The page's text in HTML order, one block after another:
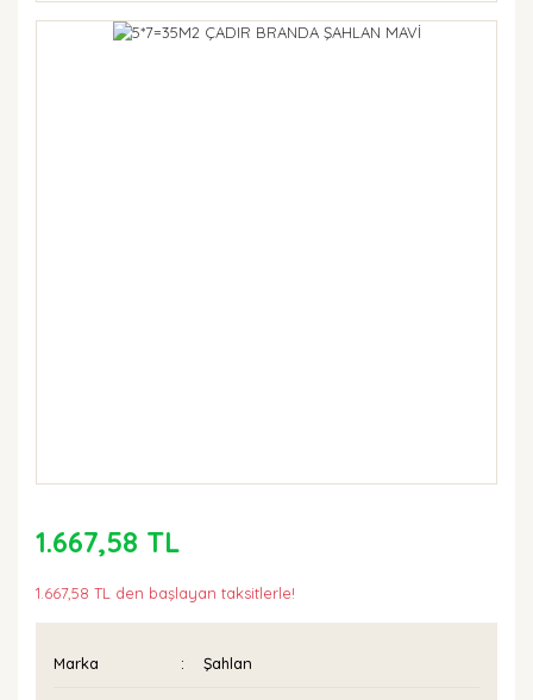
1.667,58 TL
1.667,58 TL den başlayan taksitlerle!
Marka Şahlan